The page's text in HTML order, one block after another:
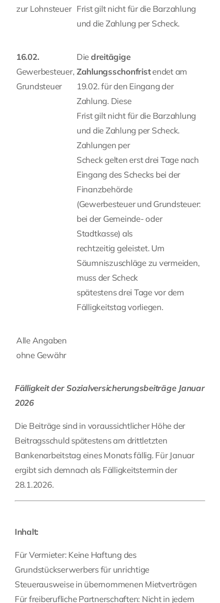
zur Lohnsteuer Frist gilt nicht für die Barzahlung
und die Zahlung per Scheck.
16.02.
Gewerbesteuer,
Grundsteuer
Diedreitägige
Zahlungsschonfristendet am
19.02. für den Eingang der
Zahlung. Diese
Frist gilt nicht für die Barzahlung
und die Zahlung per Scheck.
Zahlungen per
Scheck gelten erst drei Tage nach
Eingang des Schecks bei der
Finanzbehörde
(Gewerbesteuer und Grundsteuer:
bei der Gemeinde- oder
Stadtkasse) als
rechtzeitig geleistet. Um
Säumniszuschläge zu vermeiden,
muss der Scheck
spätestens drei Tage vor dem
Fälligkeitstag vorliegen.
Alle Angaben
ohne Gewähr
Fälligkeit der Sozialversicherungsbeiträge Januar
2026
Die Beiträge sind in voraussichtlicher Höhe der
Beitragsschuld spätestens am drittletzten
Bankenarbeitstag eines Monats fällig. Für Januar
ergibt sich demnach als Fälligkeitstermin der
28.1.2026.
Inhalt:
Für Vermieter: Keine Haftung des
Grundstückserwerbers für unrichtige
Steuerausweise in übernommenen Mietverträgen
Für freiberufliche Partnerschaften: Nicht in jedem